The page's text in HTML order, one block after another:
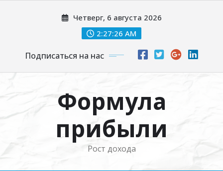
Четверг, 6 августа 2026
2:27:27 AM
Подписаться на нас
Формула
прибыли
Рост дохода